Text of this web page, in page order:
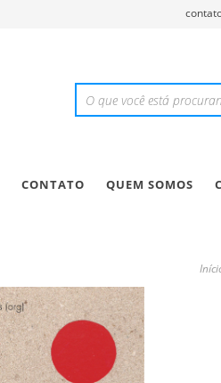
CONTATO QUEM SOMOS